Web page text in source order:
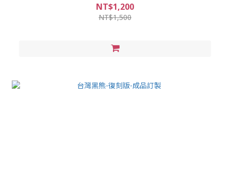
NT$1,200
NT$1,500